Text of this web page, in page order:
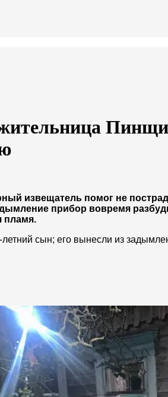
извещатель помог не
прибор вовремя
пламя.
летний сын; его вынесли из